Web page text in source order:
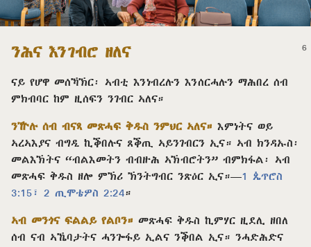
ንሕና እንገብሮ ዘለና
ናይ የሆዋ መሰኻኽር፡ ኣብቲ እንነብረሉን እንሰርሓሉን ማሕበረ ሰብ
ምክብባር ከም ዚሰፍን ንገብር ኣለና።
ንዅሉ ሰብ ብናጻ መጽሓፍ ቅዱስ ንምህር ኣለና። እምነትና ወይ
ኣረኣእያና ብግዲ ኪቕበሉና ጸቕጢ ኣይንገብርን ኢና። ኣብ ክንዳኡስ፡
መልእኽትና “ብልእመትን ብብዙሕ ኣኽብሮትን” ብምክፋል፡ ኣብ
መጽሓፍ ቅዱስ ዘሎ ምኽሪ ኽንትግብር ንጽዕር ኢና።—1 ጴጥሮስ
3:15፣
2 ጢሞቴዎስ 2:24።
ኣብ መንጎና ፍልልይ የልቦን። መጽሓፍ ቅዱስ ኪምሃር ዚደሊ ዘበለ
ሰብ ናብ ኣኼባታትና ሓንጐፋይ ኢልና ንቕበል ኢና። ንሓድሕድና